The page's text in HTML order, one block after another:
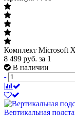
Комплект Microsoft
8 499 руб. за 1
В наличии
-
Вертикальная